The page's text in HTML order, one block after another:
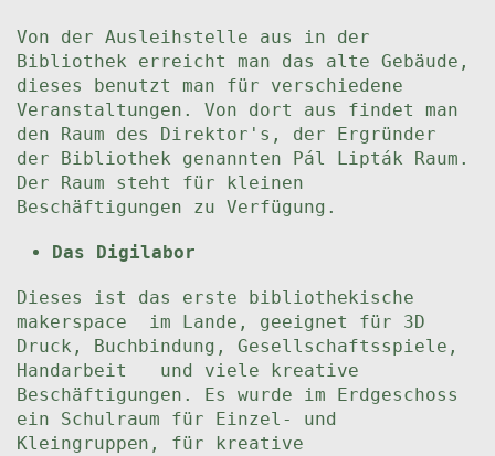
Von der Ausleihstelle aus in der
Bibliothek erreicht man das alte Gebäude,
dieses benutzt man für verschiedene
Veranstaltungen. Von dort aus findet man
den Raum des Direktor's, der Ergründer
der Bibliothek genannten Pál Lipták Raum.
Der Raum steht für kleinen
Beschäftigungen zu Verfügung.
Das Digilabor
Dieses ist das erste bibliothekische
makerspace im Lande, geeignet für 3D
Druck, Buchbindung, Gesellschaftsspiele,
Handarbeit und viele kreative
Beschäftigungen. Es wurde im Erdgeschoss
ein Schulraum für Einzel- und
Kleingruppen, für kreative